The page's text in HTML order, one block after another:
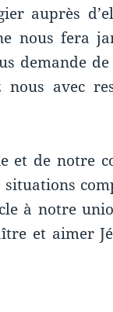
auprès
nous fera
demande
nous avec
et de notre
situations
à notre
et aimer